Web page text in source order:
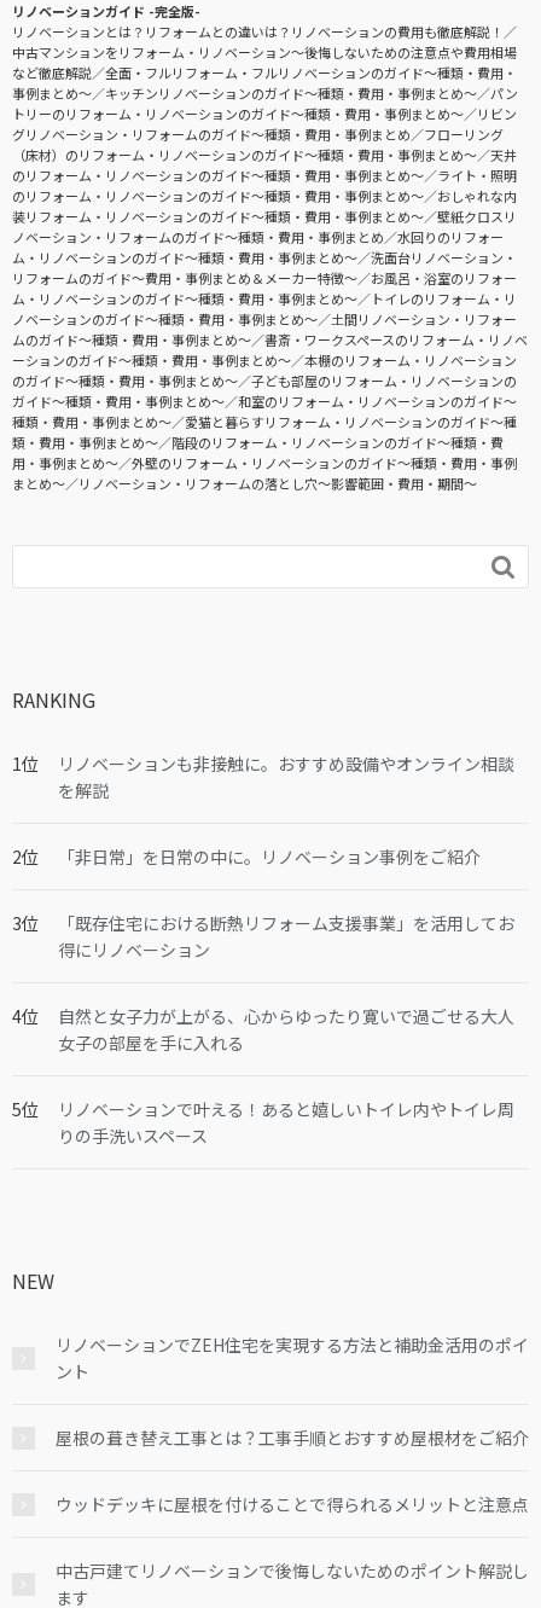
リノベーションガイド -完全版-
リノベーションとは？リフォームとの違いは？リノベーションの費用も徹底解説！
中古マンションをリフォーム・リノベーション〜後悔しないための注意点や費用相場
など徹底解説
全面・フルリフォーム・フルリノベーションのガイド〜種類・費用・
事例まとめ〜
キッチンリノベーションのガイド〜種類・費用・事例まとめ〜
パン
トリーのリフォーム・リノベーションのガイド〜種類・費用・事例まとめ〜
リビン
グリノベーション・リフォームのガイド〜種類・費用・事例まとめ
フローリング
（床材）のリフォーム・リノベーションのガイド〜種類・費用・事例まとめ〜
天井
のリフォーム・リノベーションのガイド〜種類・費用・事例まとめ〜
ライト・照明
のリフォーム・リノベーションのガイド〜種類・費用・事例まとめ〜
おしゃれな内
装リフォーム・リノベーションのガイド〜種類・費用・事例まとめ〜
壁紙クロスリ
ノベーション・リフォームのガイド〜種類・費用・事例まとめ
水回りのリフォー
ム・リノベーションのガイド〜種類・費用・事例まとめ〜
洗面台リノベーション・
リフォームのガイド〜費用・事例まとめ＆メーカー特徴〜
お風呂・浴室のリフォー
ム・リノベーションのガイド〜種類・費用・事例まとめ〜
トイレのリフォーム・リ
ノベーションのガイド〜種類・費用・事例まとめ〜
土間リノベーション・リフォー
ムのガイド〜種類・費用・事例まとめ〜
書斎・ワークスペースのリフォーム・リノベ
ーションのガイド〜種類・費用・事例まとめ〜
本棚のリフォーム・リノベーション
のガイド〜種類・費用・事例まとめ〜
子ども部屋のリフォーム・リノベーションの
ガイド〜種類・費用・事例まとめ〜
和室のリフォーム・リノベーションのガイド〜
種類・費用・事例まとめ〜
愛猫と暮らすリフォーム・リノベーションのガイド〜種
類・費用・事例まとめ〜
階段のリフォーム・リノベーションのガイド〜種類・費
用・事例まとめ〜
外壁のリフォーム・リノベーションのガイド〜種類・費用・事例
まとめ〜
リノベーション・リフォームの落とし穴～影響範囲・費用・期間～

RANKING
リノベーションも非接触に。おすすめ設備やオンライン相談
を解説
「非日常」を日常の中に。リノベーション事例をご紹介
「既存住宅における断熱リフォーム支援事業」を活用してお
得にリノベーション
自然と女子力が上がる、心からゆったり寛いで過ごせる大人
女子の部屋を手に入れる
リノベーションで叶える！あると嬉しいトイレ内やトイレ周
りの手洗いスペース
NEW
リノベーションでZEH住宅を実現する方法と補助金活用のポイ
ント
屋根の葺き替え工事とは？工事手順とおすすめ屋根材をご紹介
ウッドデッキに屋根を付けることで得られるメリットと注意点
中古戸建てリノベーションで後悔しないためのポイント解説し
ます